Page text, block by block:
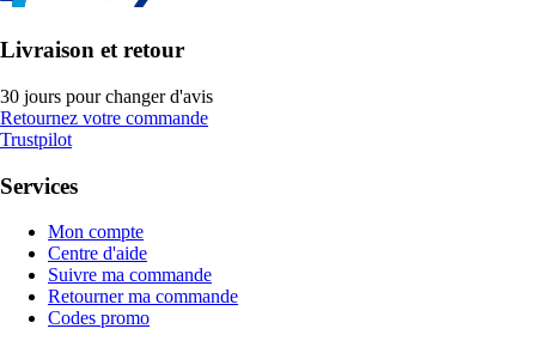
Livraison et retour
30 jours pour changer d'avis
Retournez votre commande
Trustpilot
Services
Mon compte
Centre d'aide
Suivre ma commande
Retourner ma commande
Codes promo